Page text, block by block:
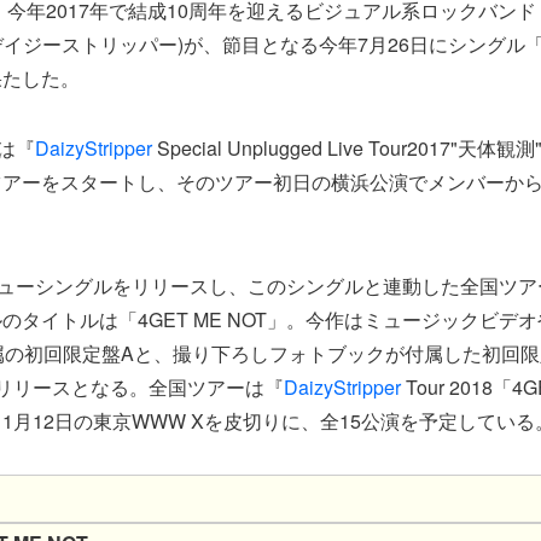
年2017年で結成10周年を迎えるビジュアル系ロックバンド
ジーストリッパー)が、節目となる今年7月26日にシングル
した。
『DaizyStripperSpecial Unplugged Live Tour2017"天体観
ーをスタートし、そのツアー初日の横浜公演でメンバーか
ーシングルをリリースし、このシングルと連動した全国ツ
タイトルは「4GET ME NOT」。今作はミュージックビデ
初回限定盤Aと、撮り下ろしフォトブックが付属した初回
リースとなる。全国ツアーは『DaizyStripperTour 2018「
月12日の東京WWW Xを皮切りに、全15公演を予定している